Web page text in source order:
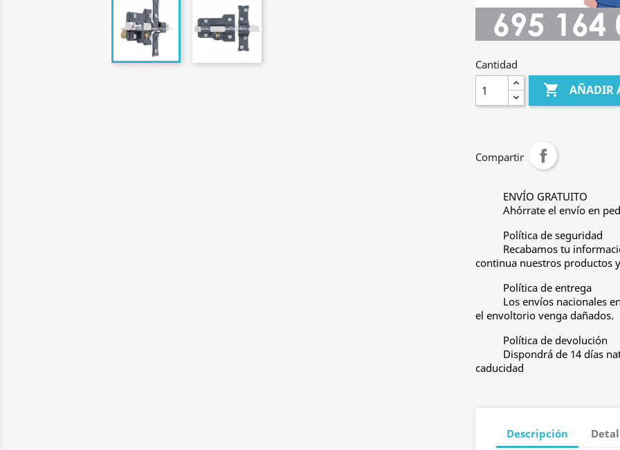
Cantidad
 AÑADIR
Compartir
ENVÍO GRATUITO
Ahórrate el envío en
Política de seguridad
Recabamos tu
continua nuestros productos
Política de entrega
Los envíos nacionales
el envoltorio venga dañados.
Política de devolución
Dispondrá de 14 días
caducidad
Descripción